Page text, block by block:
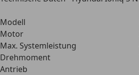
Modell
Motor
Max. Systemleistung
Drehmoment
Antrieb